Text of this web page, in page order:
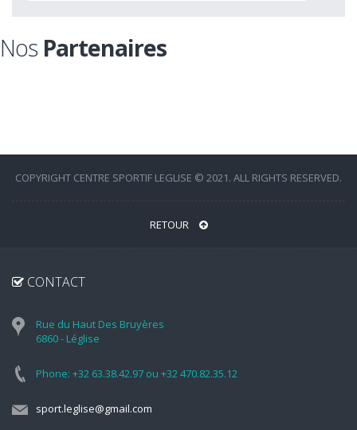
Nos Partenaires
COPYRIGHT CENTRE SPORTIF LEGLISE © 2021. ALL RIGHTS RESERVED.
RETOUR
CONTACT
Rue du Haut Des Bruyères
6860 - Léglise
Phone: +32 63.38.42.97 ou +32 470.82.35.12
sport.leglise@gmail.com